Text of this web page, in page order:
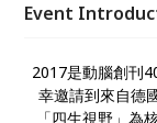
Event
2017是動腦創刊
幸邀請到來自德
「四生視野」為